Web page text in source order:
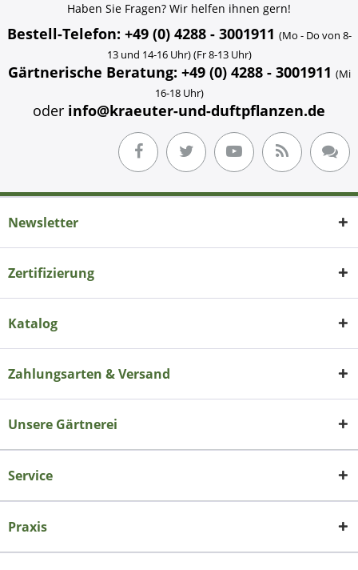
Haben Sie Fragen? Wir helfen ihnen gern!
Bestell-Telefon: +49 (0) 4288 - 3001911 (Mo - Do von 8-
13 und 14-16 Uhr) (Fr 8-13 Uhr)
Gärtnerische Beratung: +49 (0) 4288 - 3001911 (Mi
16-18 Uhr)
oder info@kraeuter-und-duftpflanzen.de
Newsletter
Zertifizierung
Katalog
Zahlungsarten & Versand
Unsere Gärtnerei
Service
Praxis